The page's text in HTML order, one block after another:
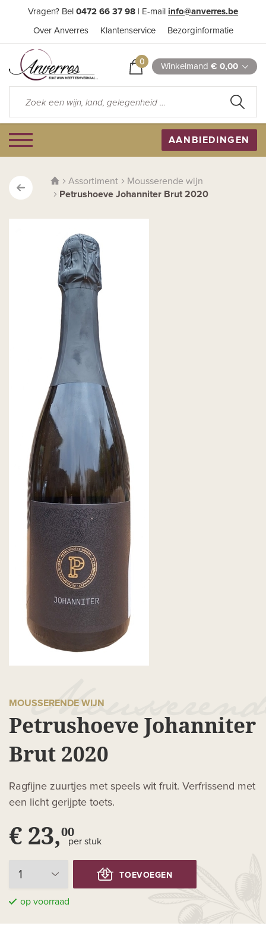
Vragen? Bel 0472 66 37 98 | E-mail info@anverres.be
Over Anverres Klantenservice Bezorginformatie
0 Winkelmand € 0,00
AANBIEDINGEN
Assortiment
Mousserende wijn
Petrushoeve Johanniter Brut 2020
MOUSSERENDE WIJN
Petrushoeve Johanniter
Brut 2020
Ragfijne zuurtjes met speels wit fruit. Verfrissend met
een licht gerijpte toets.
€ 23,00
per stuk
TOEVOEGEN
op voorraad